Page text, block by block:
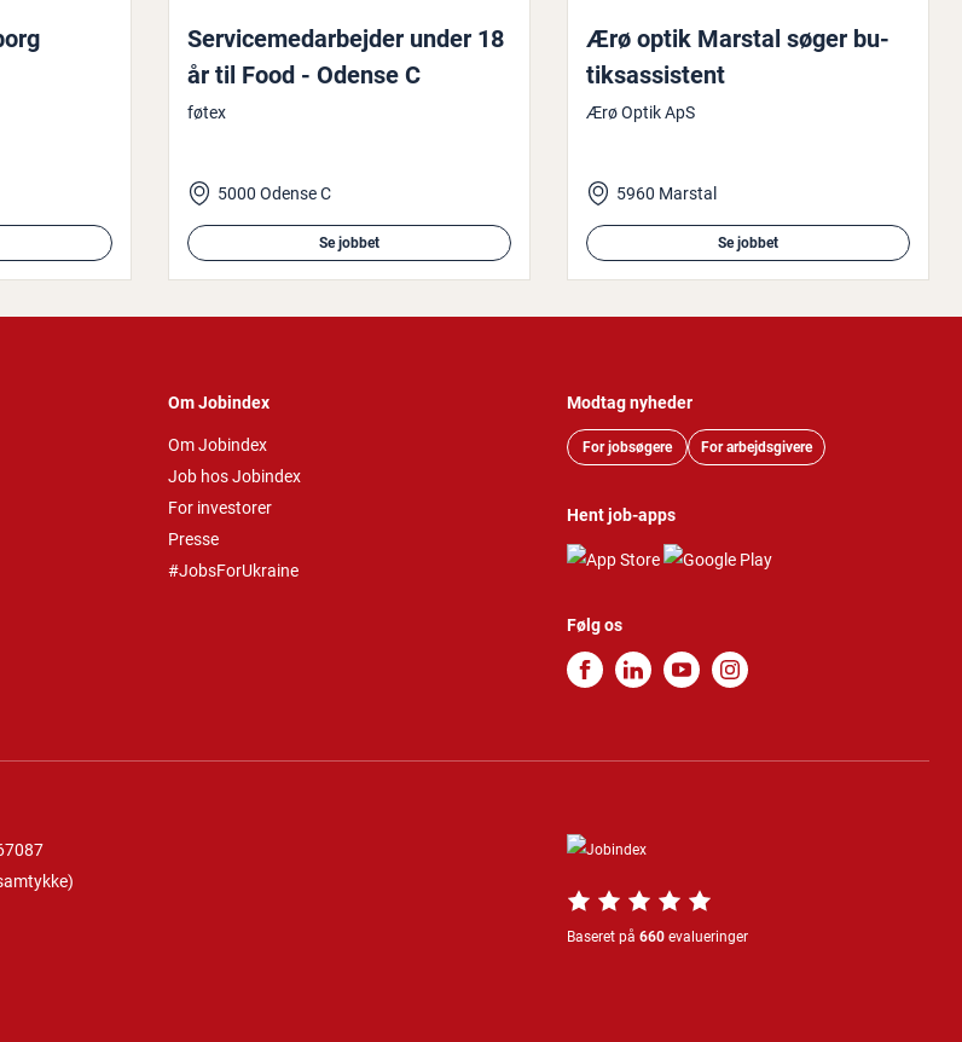
Ser­vi­ce­me­d­ar­bej­der under 18
år til Food - Odense C
føtex
5000 Odense C
Se jobbet
Ærø optik Marstal søger bu­
tiksas­si­stent
Ærø Optik ApS
5960 Marstal
Se jobbet
Om Jobindex
Om Jobindex
Job hos Jobindex
For investorer
Presse
#JobsForUkraine
Modtag nyheder
For jobsøgere For arbejdsgivere
Hent job-apps
Følg os
)
Baseret på 660 evalueringer